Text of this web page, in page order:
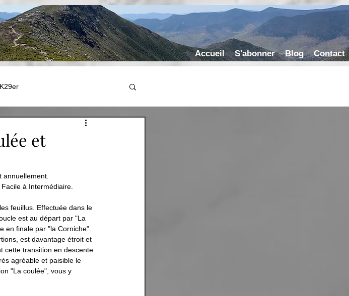
Accueil S'abonner Blog Contact
Fire Tower
Chaudière-Appalaches
et
annuellement.
à Intermédiaire.
feuillus. Effectuée dans le
est au départ par "La
en finale par "la Corniche".
est davantage étroit et
cette transition en descente
agréable et paisible le
"La coulée", vous y